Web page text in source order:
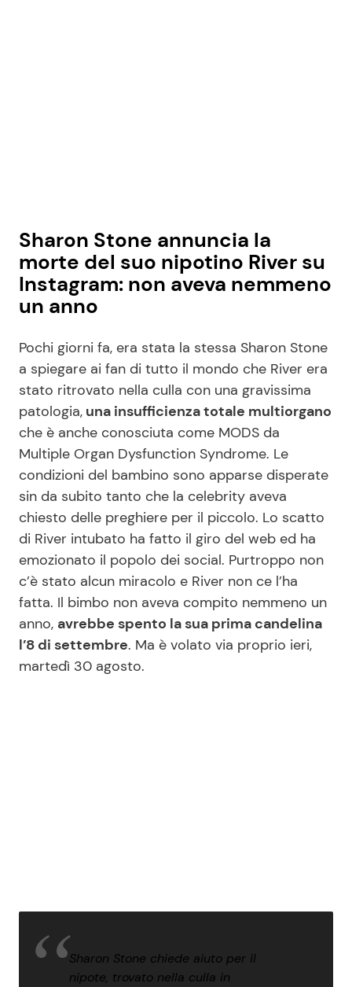
Sharon Stone annuncia la
morte del suo nipotino River su
Instagram: non aveva nemmeno
un anno
Pochi giorni fa, era stata la stessa Sharon Stone
a spiegare ai fan di tutto il mondo che River era
stato ritrovato nella culla con una gravissima
patologia, una insufficienza totale multiorgano
che è anche conosciuta come MODS da
Multiple Organ Dysfunction Syndrome. Le
condizioni del bambino sono apparse disperate
sin da subito tanto che la celebrity aveva
chiesto delle preghiere per il piccolo. Lo scatto
di River intubato ha fatto il giro del web ed ha
emozionato il popolo dei social. Purtroppo non
c’è stato alcun miracolo e River non ce l’ha
fatta. Il bimbo non aveva compito nemmeno un
anno, avrebbe spento la sua prima candelina
l’8 di settembre. Ma è volato via proprio ieri,
martedì 30 agosto.
Sharon Stone chiede aiuto per il
nipote, trovato nella culla in